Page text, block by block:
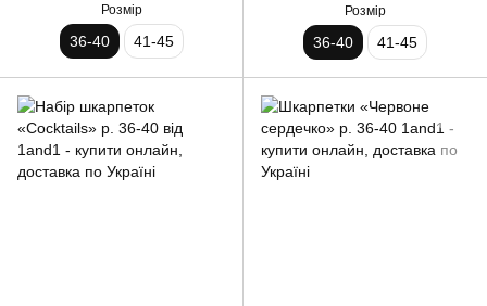
Розмір
36-40 41-45
Розмір
36-40 41-45